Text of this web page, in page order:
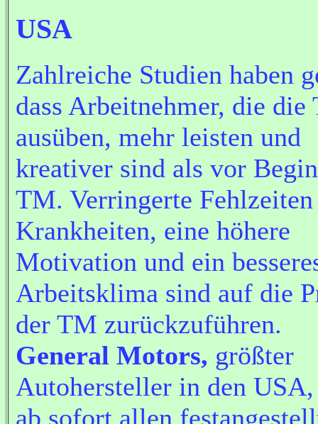
USA
Zahlreiche Studien haben
dass Arbeitnehmer, die die
ausüben, mehr leisten und
kreativer sind als vor
TM. Verringerte
Krankheiten, eine höhere
Motivation und ein
Arbeitsklima sind auf die
der TM zurückzuführen.
General Motors, größter
Autohersteller in den
ab sofort allen